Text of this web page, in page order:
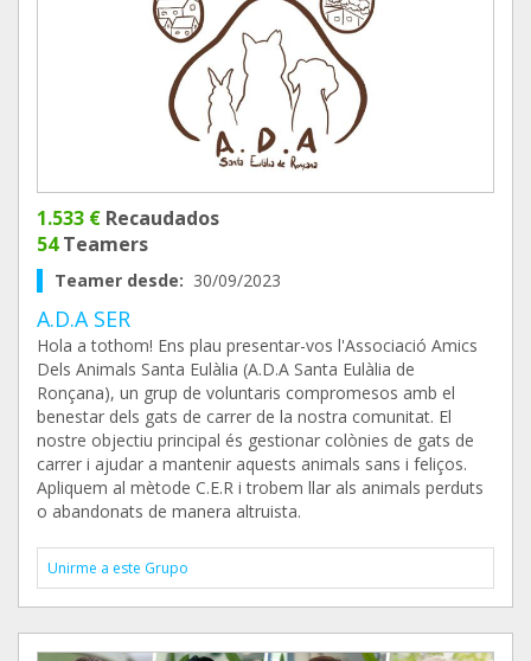
1.533 € Recaudados
54Teamers
Teamer desde: 30/09/2023
A.D.A SER
Hola a tothom! Ens plau presentar-vos l'Associació Amics
Dels Animals Santa Eulàlia (A.D.A Santa Eulàlia de
Ronçana), un grup de voluntaris compromesos amb el
benestar dels gats de carrer de la nostra comunitat. El
nostre objectiu principal és gestionar colònies de gats de
carrer i ajudar a mantenir aquests animals sans i feliços.
Apliquem al mètode C.E.R i trobem llar als animals perduts
o abandonats de manera altruista.
Unirme a este Grupo